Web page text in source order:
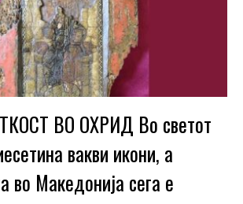
ВО ОХРИД Во светот
вакви икони, а
во Македонија сега е